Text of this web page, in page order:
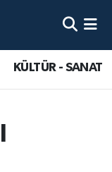
KÜLTÜR - SANAT